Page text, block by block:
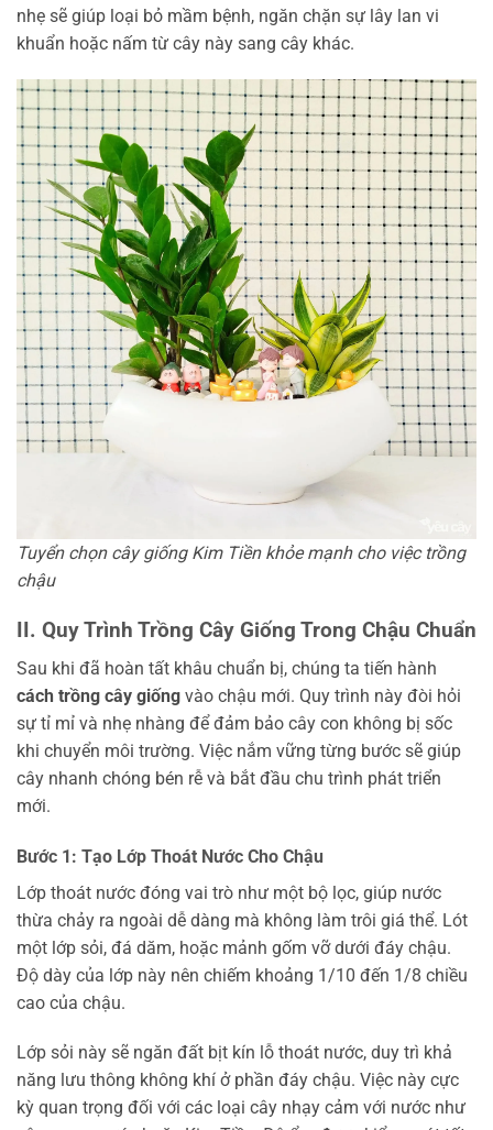
nhẹ sẽ giúp loại bỏ mầm bệnh, ngăn chặn sự lây lan vi
khuẩn hoặc nấm từ cây này sang cây khác.
Tuyển chọn cây giống Kim Tiền khỏe mạnh cho việc trồng
chậu
II. Quy Trình Trồng Cây Giống Trong Chậu Chuẩn
Sau khi đã hoàn tất khâu chuẩn bị, chúng ta tiến hành
cách trồng cây giống vào chậu mới. Quy trình này đòi hỏi
sự tỉ mỉ và nhẹ nhàng để đảm bảo cây con không bị sốc
khi chuyển môi trường. Việc nắm vững từng bước sẽ giúp
cây nhanh chóng bén rễ và bắt đầu chu trình phát triển
mới.
Bước 1: Tạo Lớp Thoát Nước Cho Chậu
Lớp thoát nước đóng vai trò như một bộ lọc, giúp nước
thừa chảy ra ngoài dễ dàng mà không làm trôi giá thể. Lót
một lớp sỏi, đá dăm, hoặc mảnh gốm vỡ dưới đáy chậu.
Độ dày của lớp này nên chiếm khoảng 1/10 đến 1/8 chiều
cao của chậu.
Lớp sỏi này sẽ ngăn đất bịt kín lỗ thoát nước, duy trì khả
năng lưu thông không khí ở phần đáy chậu. Việc này cực
kỳ quan trọng đối với các loại cây nhạy cảm với nước như